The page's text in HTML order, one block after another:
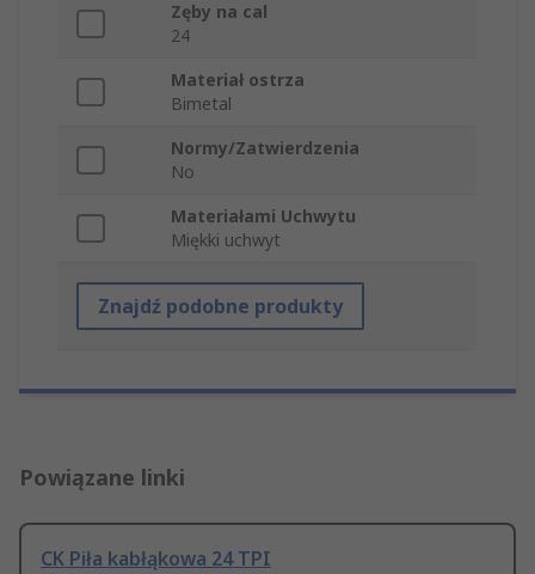
Zęby na cal
24
Materiał ostrza
Bimetal
Normy/Zatwierdzenia
No
Materiałami Uchwytu
Miękki uchwyt
Znajdź podobne produkty
Powiązane linki
CK Piła kabłąkowa 24 TPI